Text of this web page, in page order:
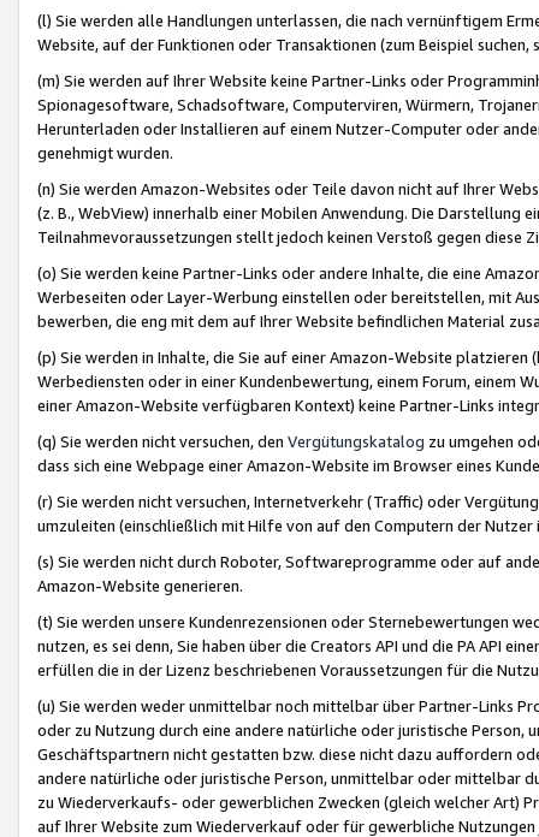
(l) Sie werden alle Handlungen unterlassen, die nach vernünftigem
Website, auf der Funktionen oder Transaktionen (zum Beispiel
(m) Sie werden auf Ihrer Website keine Partner-Links oder
Spionagesoftware, Schadsoftware, Computerviren, Würmern,
Herunterladen oder Installieren auf einem Nutzer-Computer oder
genehmigt wurden.
(n) Sie werden Amazon-Websites oder Teile davon nicht auf Ihrer
(z. B., WebView) innerhalb einer Mobilen Anwendung. Die Darstellung
Teilnahmevoraussetzungen stellt jedoch keinen Verstoß gegen diese
(o) Sie werden keine Partner-Links oder andere Inhalte, die eine
Werbeseiten oder Layer-Werbung einstellen oder bereitstellen, mit
bewerben, die eng mit dem auf Ihrer Website befindlichen Material
(p) Sie werden in Inhalte, die Sie auf einer Amazon-Website
Werbediensten oder in einer Kundenbewertung, einem Forum, einem
einer Amazon-Website verfügbaren Kontext) keine Partner-Links
(q) Sie werden nicht versuchen, den Vergütungskatalog zu umgehen
dass sich eine Webpage einer Amazon-Website im Browser eines
(r) Sie werden nicht versuchen, Internetverkehr (Traffic) oder
umzuleiten (einschließlich mit Hilfe von auf den Computern der
(s) Sie werden nicht durch Roboter, Softwareprogramme oder auf
Amazon-Website generieren.
(t) Sie werden unsere Kundenrezensionen oder Sternebewertungen
nutzen, es sei denn, Sie haben über die Creators API und die PA API
erfüllen die in der Lizenz beschriebenen Voraussetzungen für die
(u) Sie werden weder unmittelbar noch mittelbar über Partner-Links
oder zu Nutzung durch eine andere natürliche oder juristische
Geschäftspartnern nicht gestatten bzw. diese nicht dazu auffordern
andere natürliche oder juristische Person, unmittelbar oder mittelbar
zu Wiederverkaufs- oder gewerblichen Zwecken (gleich welcher Art)
auf Ihrer Website zum Wiederverkauf oder für gewerbliche